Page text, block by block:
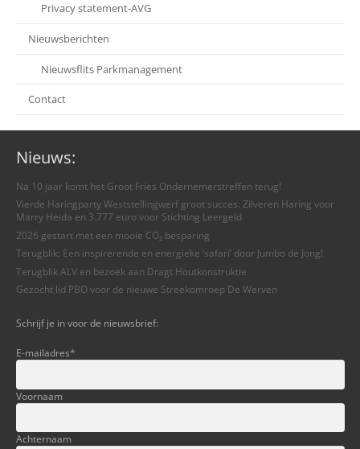
Privacy statement-AVG
Nieuwsberichten
Nieuwsflits Parkmanagement
Contact
Nieuws:
Na 10 jaar komt het Groot Fries Ondernemerstreffen terug!
Vierde Haringparty Weststellingwerf groot succes: Zilveren Haring voor
Marry Heida en 3.777 euro voor Stichting Leergeld
2026 gestart met een mooie CO₂ besparing
Terugblik: Een inspirerende en energieke ‘safari’ door Jumbo de Jong!
Terugblik ALV en bezoek aan Dragt Houtkonstruktie
Gezocht lid PBO voor de nieuwe Streekomroep De Werven
Schrijf je in voor de nieuwsbrief:
E-mailadres*
Voornaam
Achternaam